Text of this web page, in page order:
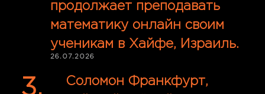
продолжает преподавать
математику онлайн своим
ученикам в Хайфе, Израиль.
26.07.2026
Соломон Франкфурт,